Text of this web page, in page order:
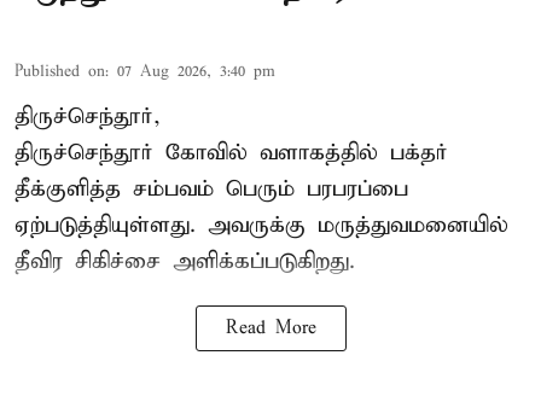
Published on: 07 Aug 2026, 3:40 pm
திருச்செந்தூர்,
திருச்செந்தூர் கோவில் வளாகத்தில் பக்தர்
தீக்குளித்த சம்பவம் பெரும் பரபரப்பை
ஏற்படுத்தியுள்ளது. அவருக்கு மருத்துவமனையில்
தீவிர சிகிச்சை அளிக்கப்படுகிறது.
Read More